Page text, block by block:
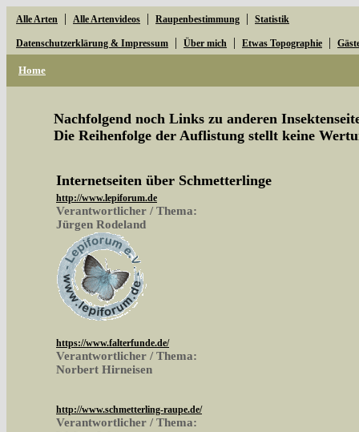
Alle Arten | Alle Artenvideos | Raupenbestimmung | Statistik
Datenschutzerklärung & Impressum | Über mich | Etwas Topographie |
Home
Nachfolgend noch Links zu anderen
Die Reihenfolge der Auflistung stellt keine
Internetseiten über Schmetterlinge
http://www.lepiforum.de
Verantwortlicher / Thema:
Jürgen Rodeland
https://www.falterfunde.de/
Verantwortlicher / Thema:
Norbert Hirneisen
http://www.schmetterling-raupe.de/
Verantwortlicher / Thema: